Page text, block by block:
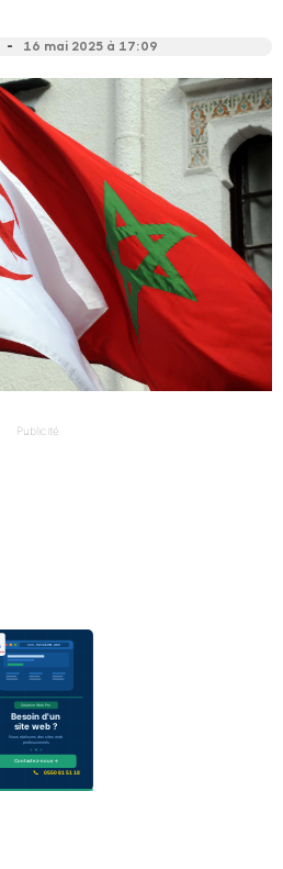
- 16 mai 2025 à 17:09
Publicité